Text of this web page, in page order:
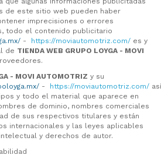
de este sitio web pueden haber
imprecisiones o errores
todo el contenido publicitario
- https://moviautomotriz.com/ es y
de TIENDA WEB GRUPO LOYGA - MOVI
- MOVI AUTOMOTRIZ y su
- https://moviautomotriz.com/ así
y todo el material que aparece en
de dominio, nombres comerciales
de sus respectivos titulares y están
internacionales y las leyes aplicables
y derechos de autor.